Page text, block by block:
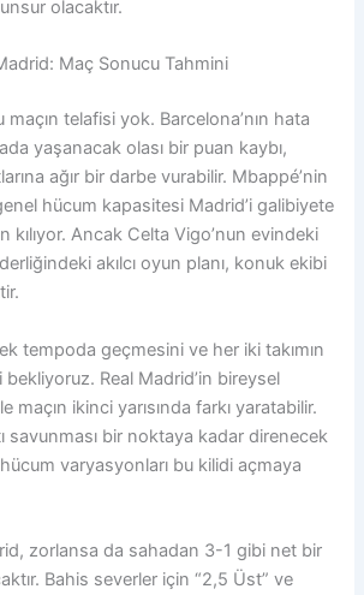
olacaktır.
Maç Sonucu Tahmini
telafisi yok. Barcelona’nın hata
yaşanacak olası bir puan kaybı,
ağır bir darbe vurabilir. Mbappé’nin
hücum kapasitesi Madrid’i galibiyete
kılıyor. Ancak Celta Vigo’nun evindeki
akılcı oyun planı, konuk ekibi
tempoda geçmesini ve her iki takımın
Real Madrid’in bireysel
maçın ikinci yarısında farkı yaratabilir.
savunması bir noktaya kadar direnecek
varyasyonları bu kilidi açmaya
zorlansa da sahadan 3-1 gibi net bir
Bahis severler için “2,5 Üst” ve